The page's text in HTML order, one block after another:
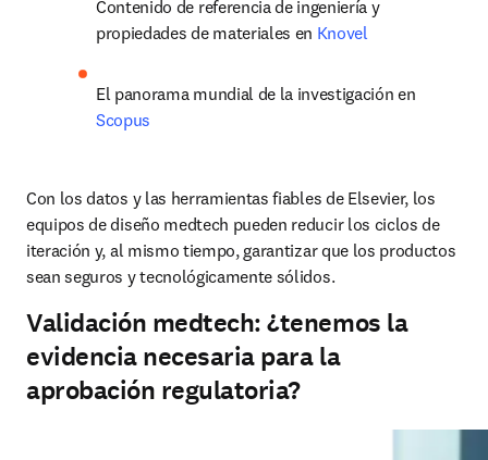
Contenido de referencia de ingeniería y
propiedades de materiales en Knovel
Scopus
Con los datos y las herramientas fiables de Elsevier, los
equipos de diseño medtech pueden reducir los ciclos de
iteración y, al mismo tiempo, garantizar que los productos
sean seguros y tecnológicamente sólidos.
Validación medtech: ¿tenemos la
evidencia necesaria para la
aprobación regulatoria?